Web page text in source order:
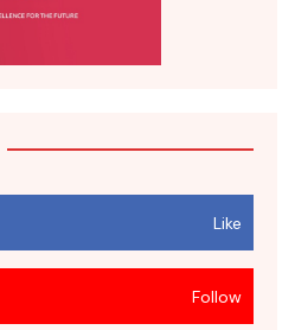
Like
Follow